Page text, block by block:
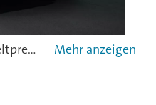
Mercedes GLB Concept - Weltpremiere auf der Auto China 2019.